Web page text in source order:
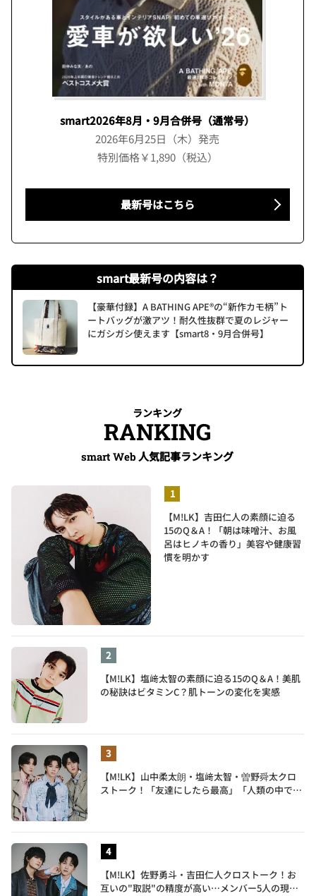
smart2026年8月・9月合併号（通常号）
2026年6月25日（木）発売
特別価格￥1,890（税込）
最新号はこちら
smart最新号の内容は？
【豪華付録】A BATHING APE®の“新作カモ柄”ト
ートバッグが激アツ！耐久性抜群で夏のレジャー
にガシガシ使えます【smart8・9月合併号】
ランキング
RANKING
smart Web 人気記事ランキング
【M!LK】吉田仁人の素顔に迫る
15のQ＆A！「朝は味噌汁、お風
呂はヒノキの香り」美容や健康習
慣を明かす
【M!LK】塩﨑太智の素顔に迫る15のQ＆A！美肌
の秘訣はビタミンC？肌トーンの変化を実感
【M!LK】山中柔太朗・塩﨑太智・曽野舜太クロ
ストーク！「友達にしたら最高」「人類の中で桁
【M!LK】佐野勇斗・吉田仁人クロストーク！お
互いの"取説"の精度が高い…メンバー5人の現在